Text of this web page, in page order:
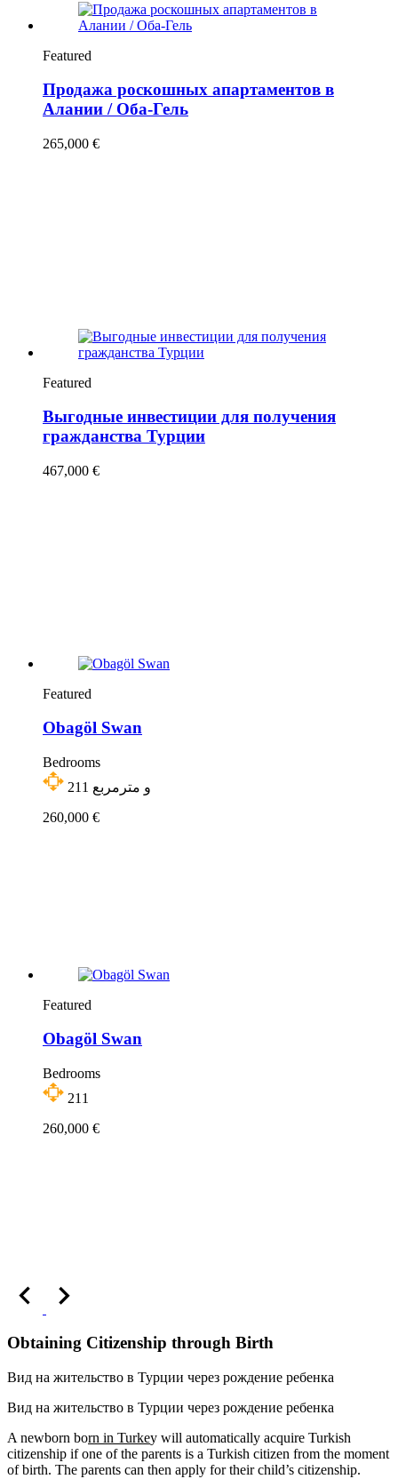
Featured
Продажа роскошных апартаментов в
Алании / Оба-Гель
265,000 €
Featured
Выгодные инвестиции для получения
гражданства Турции
467,000 €
Featured
Obagöl Swan
Bedrooms
211 و مترمربع
260,000 €
Featured
Obagöl Swan
Bedrooms
211
260,000 €
Obtaining Citizenship through Birth
Вид на жительство в Турции через рождение ребенка
Вид на жительство в Турции через рождение ребенка
A newborn born in Turkey will automatically acquire Turkish
citizenship if one of the parents is a Turkish citizen from the moment
of birth. The parents can then apply for their child’s citizenship.